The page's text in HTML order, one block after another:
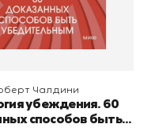
корзину
Чалдини
убеждения. 60
способов быть